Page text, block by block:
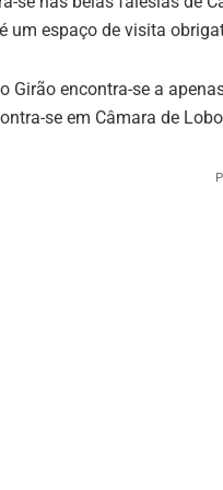
um espaço de visita
Girão encontra-se a
se em Câmara de